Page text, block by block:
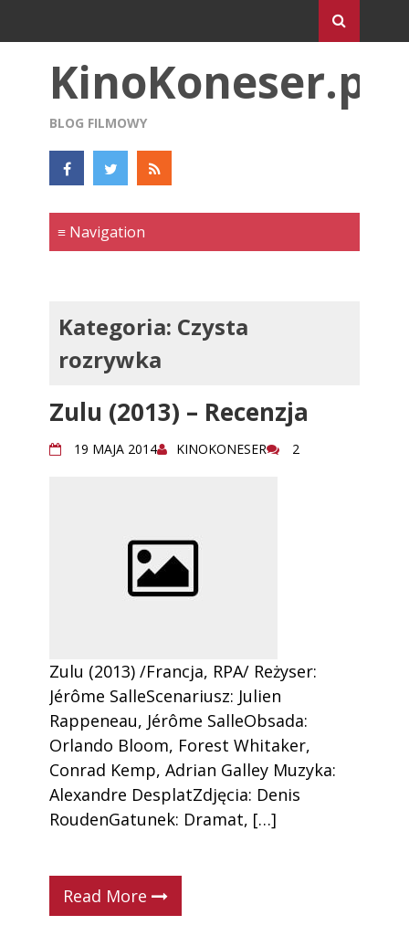
KinoKoneser.pl
BLOG FILMOWY
Kategoria: Czysta
rozrywka
Zulu (2013) – Recenzja
19 MAJA 2014 KINOKONESER 2
Zulu (2013) /Francja, RPA/ Reżyser:
Jérôme SalleScenariusz: Julien
Rappeneau, Jérôme SalleObsada:
Orlando Bloom, Forest Whitaker,
Conrad Kemp, Adrian Galley Muzyka:
Alexandre DesplatZdjęcia: Denis
RoudenGatunek: Dramat, […]
Read More